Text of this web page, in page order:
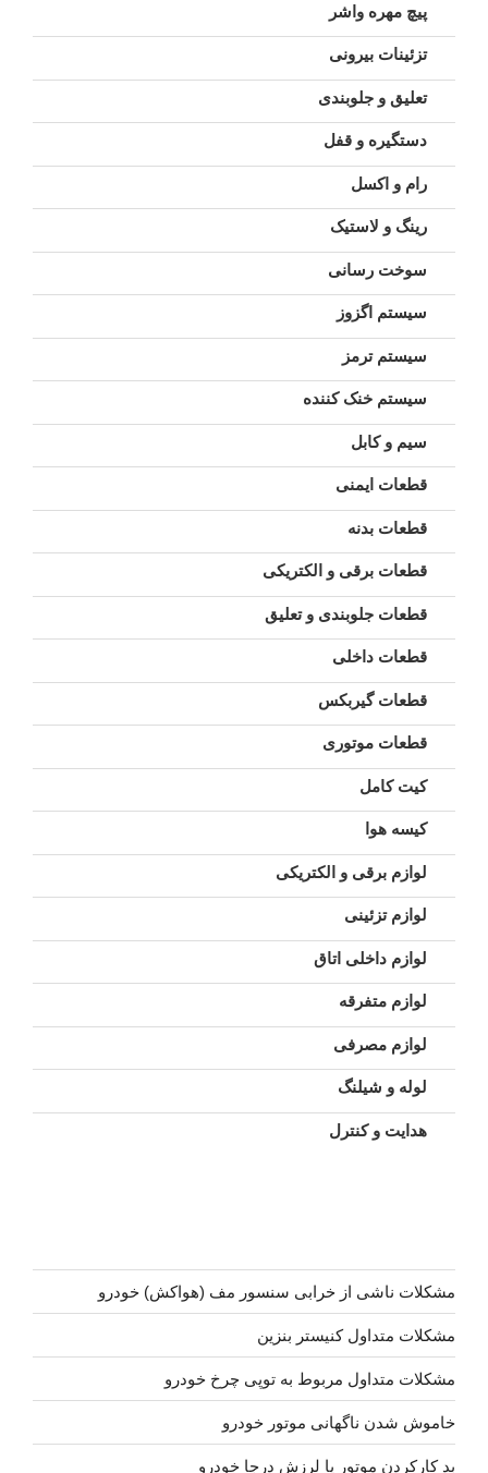
پیچ مهره واشر
تزئینات بیرونی
تعلیق و جلوبندی
دستگیره و قفل
رام و اکسل
رینگ و لاستیک
سوخت رسانی
سیستم اگزوز
سیستم ترمز
سیستم خنک کننده
سیم و کابل
قطعات ایمنی
قطعات بدنه
قطعات برقی و الکتریکی
قطعات جلوبندی و تعلیق
قطعات داخلی
قطعات گیربکس
قطعات موتوری
کیت کامل
کیسه هوا
لوازم برقی و الکتریکی
لوازم تزئینی
لوازم داخلی اتاق
لوازم متفرقه
لوازم مصرفی
لوله و شیلنگ
هدایت و کنترل
مشکلات ناشی از خرابی سنسور مف (هواکش) خودرو
مشکلات متداول کنیستر بنزین
مشکلات متداول مربوط به توپی چرخ خودرو
خاموش شدن ناگهانی موتور خودرو
بد کارکردن موتور یا لرزش درجا خودرو